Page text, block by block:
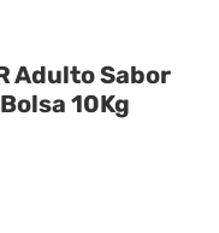
Adulto Sabor
10Kg